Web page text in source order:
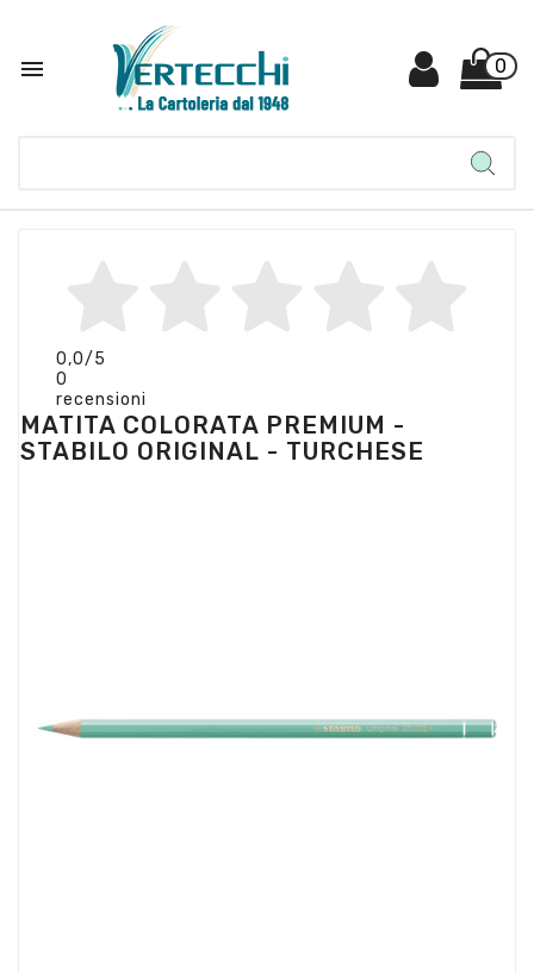
 0
0,0/5
0
recensioni
MATITA COLORATA PREMIUM -
STABILO ORIGINAL - TURCHESE